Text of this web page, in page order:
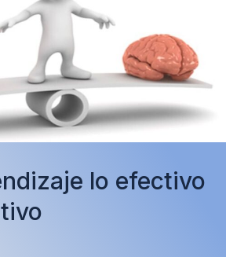
lo efectivo